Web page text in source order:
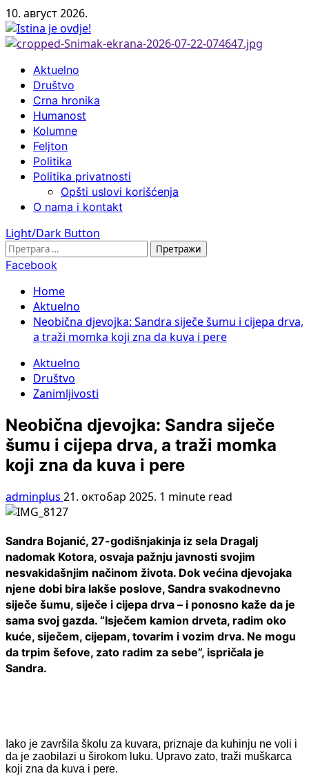
Skip
to
content
10. август 2026.
Primary
Menu
Aktuelno
Društvo
Crna hronika
Humanost
Kolumne
Feljton
Politika
Politika privatnosti
Opšti uslovi korišćenja
O nama i kontakt
Light/Dark Button
Претрага
за:
Facebook
Home
Aktuelno
Neobična djevojka: Sandra siječe šumu i cijepa drva,
a traži momka koji zna da kuva i pere
Aktuelno
Društvo
Zanimljivosti
Neobična djevojka: Sandra siječe
šumu i cijepa drva, a traži momka
koji zna da kuva i pere
adminplus 21. октобар 2025. 1 minute read
Sandra Bojanić, 27-godišnjakinja iz sela Dragalj
nadomak Kotora, osvaja pažnju javnosti svojim
nesvakidašnjim načinom života. Dok većina djevojaka
njene dobi bira lakše poslove, Sandra svakodnevno
siječe šumu, siječe i cijepa drva – i ponosno kaže da je
sama svoj gazda. “Isječem kamion drveta, radim oko
kuće, siječem, cijepam, tovarim i vozim drva. Ne mogu
da trpim šefove, zato radim za sebe”, ispričala je
Sandra.
Iako je završila školu za kuvara, priznaje da kuhinju ne voli i
da je zaobilazi u širokom luku. Upravo zato, traži muškarca
koji zna da kuva i pere.